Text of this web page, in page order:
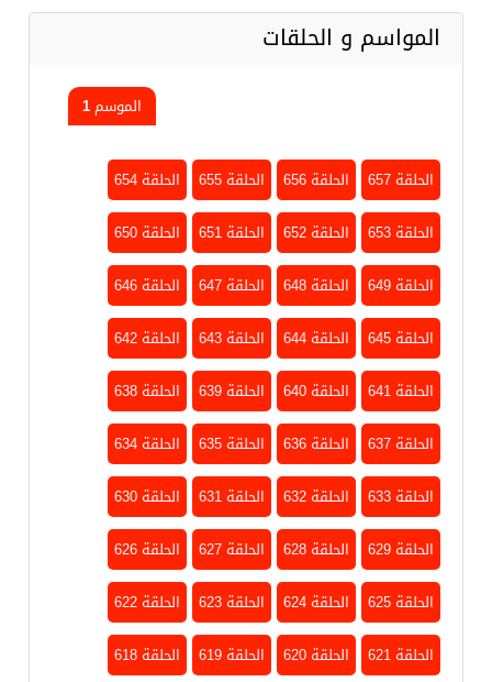
المواسم و الحلقات
الموسم 1
الحلقة 657 الحلقة 656 الحلقة 655
الحلقة 654
الحلقة 653
الحلقة 652 الحلقة 651
الحلقة 650
الحلقة 649
الحلقة 648 الحلقة 647
الحلقة 646
الحلقة 645
الحلقة 644 الحلقة 643
الحلقة 642
الحلقة 641
الحلقة 640 الحلقة 639
الحلقة 638
الحلقة 637
الحلقة 636 الحلقة 635
الحلقة 634
الحلقة 633
الحلقة 632 الحلقة 631
الحلقة 630
الحلقة 629
الحلقة 628 الحلقة 627
الحلقة 626
الحلقة 625
الحلقة 624 الحلقة 623
الحلقة 622
الحلقة 621
الحلقة 620 الحلقة 619
الحلقة 618